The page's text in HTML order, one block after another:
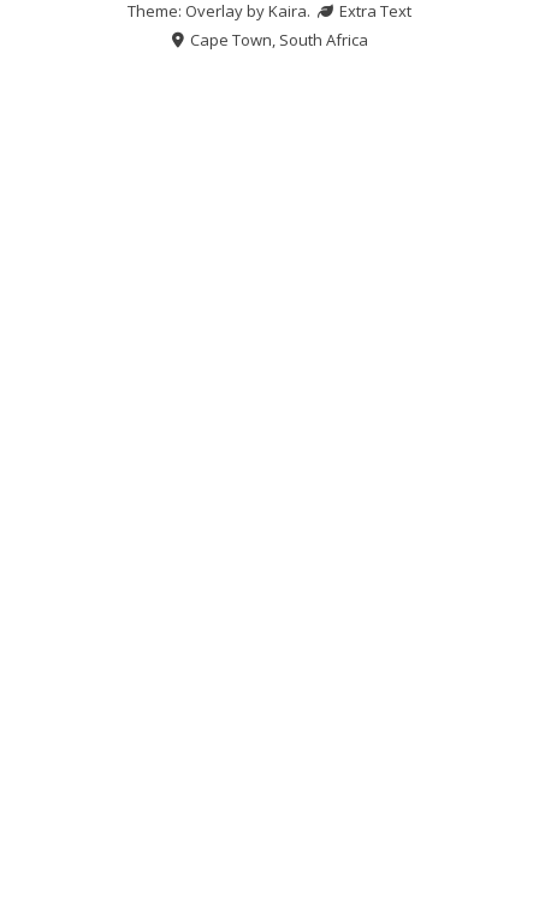
Theme: Overlay byKaira.
Extra Text
Cape Town, South Africa